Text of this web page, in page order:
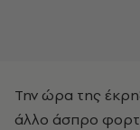
Την ώρα της
άλλο άσπρο